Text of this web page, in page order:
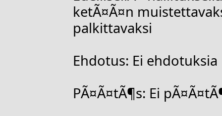
ketÃ¤Ã¤n
palkittavaksi
Ehdotus: Ei ehdotuksia
PÃ¤Ã¤tÃ¶s: Ei